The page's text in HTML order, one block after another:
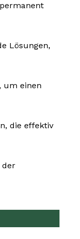
Lösungen,
um einen
die effektiv
der